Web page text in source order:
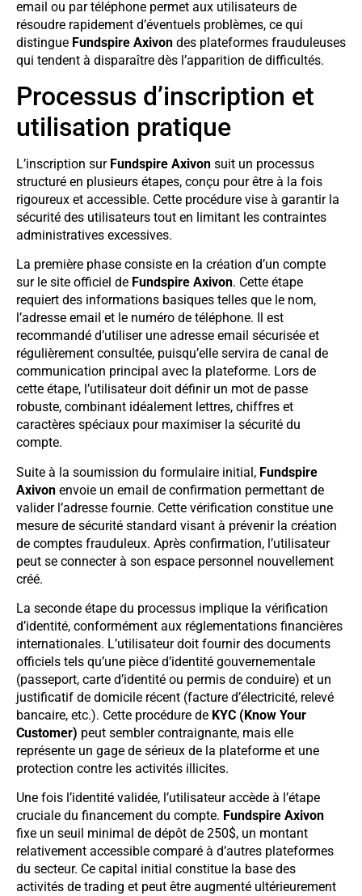
email ou par téléphone permet aux utilisateurs de
résoudre rapidement d’éventuels problèmes, ce qui
distingue Fundspire Axivon des plateformes frauduleuses
qui tendent à disparaître dès l’apparition de difficultés.
Processus d’inscription et
utilisation pratique
L’inscription sur Fundspire Axivon suit un processus
structuré en plusieurs étapes, conçu pour être à la fois
rigoureux et accessible. Cette procédure vise à garantir la
sécurité des utilisateurs tout en limitant les contraintes
administratives excessives.
La première phase consiste en la création d’un compte
sur le site officiel de Fundspire Axivon. Cette étape
requiert des informations basiques telles que le nom,
l’adresse email et le numéro de téléphone. Il est
recommandé d’utiliser une adresse email sécurisée et
régulièrement consultée, puisqu’elle servira de canal de
communication principal avec la plateforme. Lors de
cette étape, l’utilisateur doit définir un mot de passe
robuste, combinant idéalement lettres, chiffres et
caractères spéciaux pour maximiser la sécurité du
compte.
Suite à la soumission du formulaire initial, Fundspire
Axivon envoie un email de confirmation permettant de
valider l’adresse fournie. Cette vérification constitue une
mesure de sécurité standard visant à prévenir la création
de comptes frauduleux. Après confirmation, l’utilisateur
peut se connecter à son espace personnel nouvellement
créé.
La seconde étape du processus implique la vérification
d’identité, conformément aux réglementations financières
internationales. L’utilisateur doit fournir des documents
officiels tels qu’une pièce d’identité gouvernementale
(passeport, carte d’identité ou permis de conduire) et un
justificatif de domicile récent (facture d’électricité, relevé
bancaire, etc.). Cette procédure de KYC (Know Your
Customer) peut sembler contraignante, mais elle
représente un gage de sérieux de la plateforme et une
protection contre les activités illicites.
Une fois l’identité validée, l’utilisateur accède à l’étape
cruciale du financement du compte. Fundspire Axivon
fixe un seuil minimal de dépôt de 250$, un montant
relativement accessible comparé à d’autres plateformes
du secteur. Ce capital initial constitue la base des
activités de trading et peut être augmenté ultérieurement